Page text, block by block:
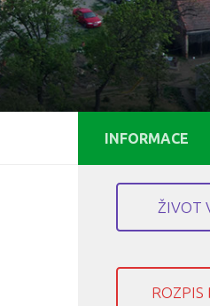
INFORMACE
ŽIVOT
ROZPIS